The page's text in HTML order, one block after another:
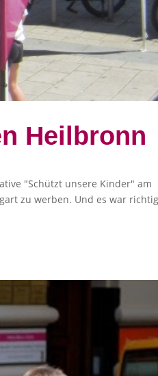
Heilbronn
"Schützt unsere Kinder" am
zu werben. Und es war richtig